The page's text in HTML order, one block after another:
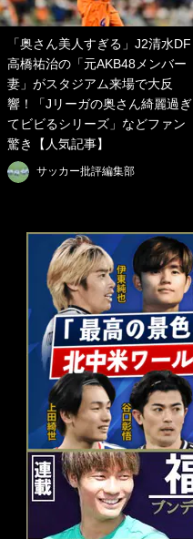
「奥さん美人すぎる」J2清水DF
高橋祐治の「元AKB48メンバー
妻」がスタジアム来場で大反
響！「Jリーガの奥さん綺麗過ぎ
てビビるシリーズ」などファン
驚き【人気記事】
サッカー批評編集部